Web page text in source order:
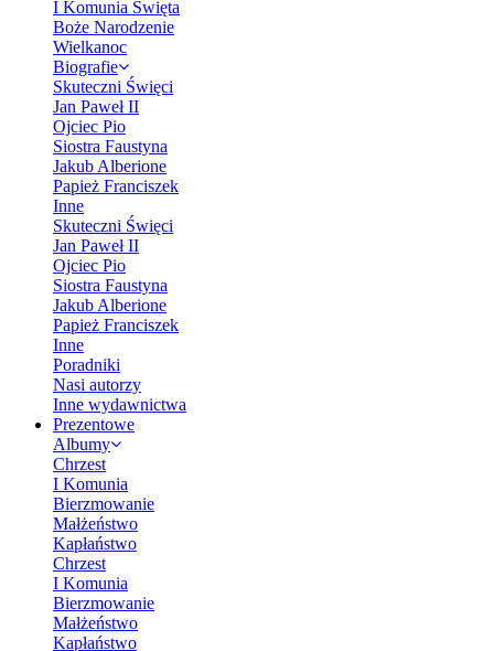
I Komunia Święta
Boże Narodzenie
Wielkanoc
Biografie
Skuteczni Święci
Jan Paweł II
Ojciec Pio
Siostra Faustyna
Jakub Alberione
Papież Franciszek
Inne
Skuteczni Święci
Jan Paweł II
Ojciec Pio
Siostra Faustyna
Jakub Alberione
Papież Franciszek
Inne
Poradniki
Nasi autorzy
Inne wydawnictwa
Prezentowe
Albumy
Chrzest
I Komunia
Bierzmowanie
Małżeństwo
Kapłaństwo
Chrzest
I Komunia
Bierzmowanie
Małżeństwo
Kapłaństwo